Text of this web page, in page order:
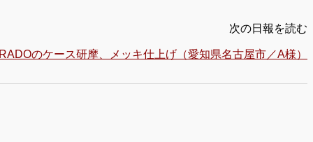
次の日報を読む
RADOのケース研摩、メッキ仕上げ（愛知県名古屋市／A様）